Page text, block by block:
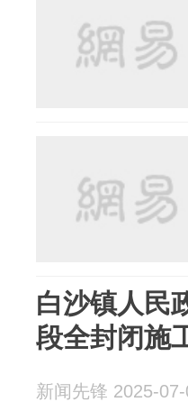
白沙镇人民
段全封闭施
新闻先锋 2025-07-